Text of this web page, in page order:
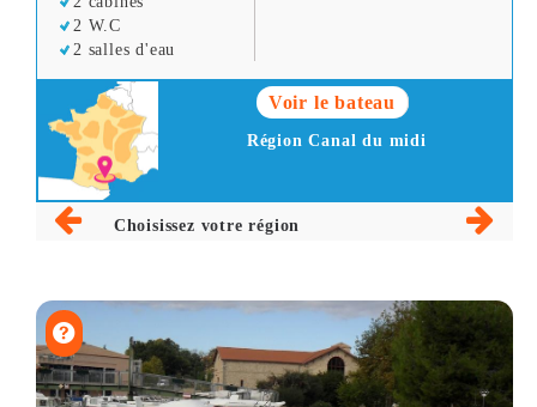
2 W.C
2 salles d'eau
Voir le bateau
Région Canal du midi
Choisissez votre région